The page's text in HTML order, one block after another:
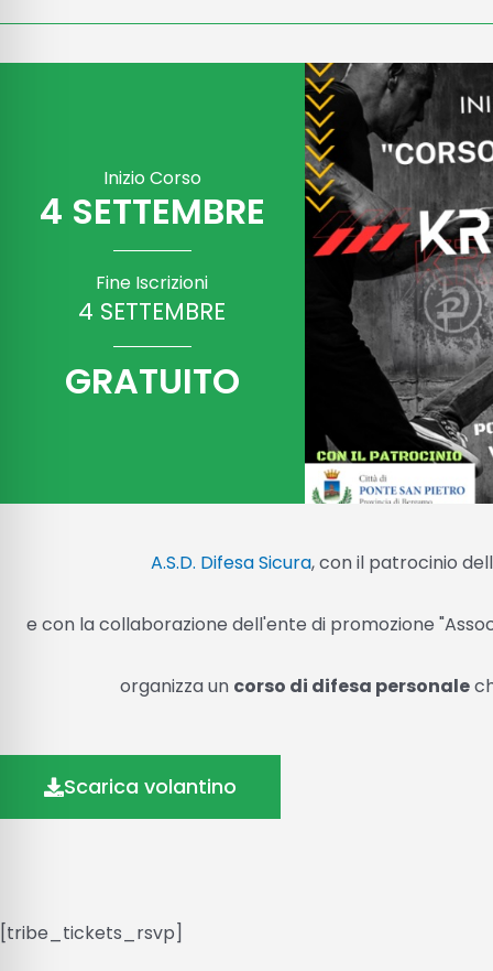
Inizio Corso
4 SETTEMBRE
Fine Iscrizioni
4 SETTEMBRE
GRATUITO
A.S.D. Difesa Sicura, con il patrocinio
e con la collaborazione dell'ente di promozione
organizza un corso di difesa personale
Scarica volantino
[tribe_tickets_rsvp]